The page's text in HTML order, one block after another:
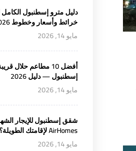
مايو 14, 2026
دليل مترو إسطنبول
خرائط وأسعار وخطوط 2026
مايو 14, 2026
أفضل 10 مطاعم
إسطنبول — دليل 2026
مايو 14, 2026
شقق إسطنبول للإيجار
AirHomes لإقامتك الطويلة؟